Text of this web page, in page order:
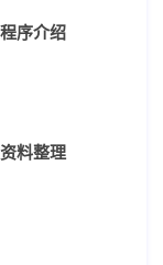
序介绍
料整理